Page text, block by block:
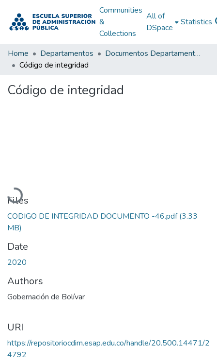
Communities
&
Collections
All of
DSpace
Statistics
Home Departamentos
Documentos Departamentales
Código de integridad
Código de integridad
Loading...
Files
CODIGO DE INTEGRIDAD DOCUMENTO -46.pdf(3.33
MB)
Date
2020
Authors
Gobernación de Bolívar
URI
https://repositoriocdim.esap.edu.co/handle/20.500.14471/2
4792